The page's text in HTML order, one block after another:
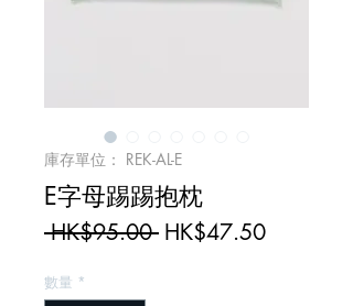
庫存單位： REK-AL-E
E字母踢踢抱枕
HK$95.00 一
HK$47.50促
數量 *